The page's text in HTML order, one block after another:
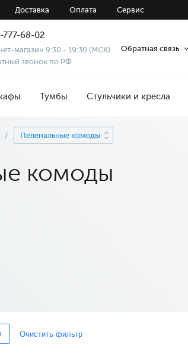
Доставка Оплата Сервис
777-68-02
магазин 9:30 - 19:30 (МСК)
звонок по РФ
Обратная связь
Тумбы Стульчики и кресла
/ Пеленальные комоды
комоды
Очистить фильтр